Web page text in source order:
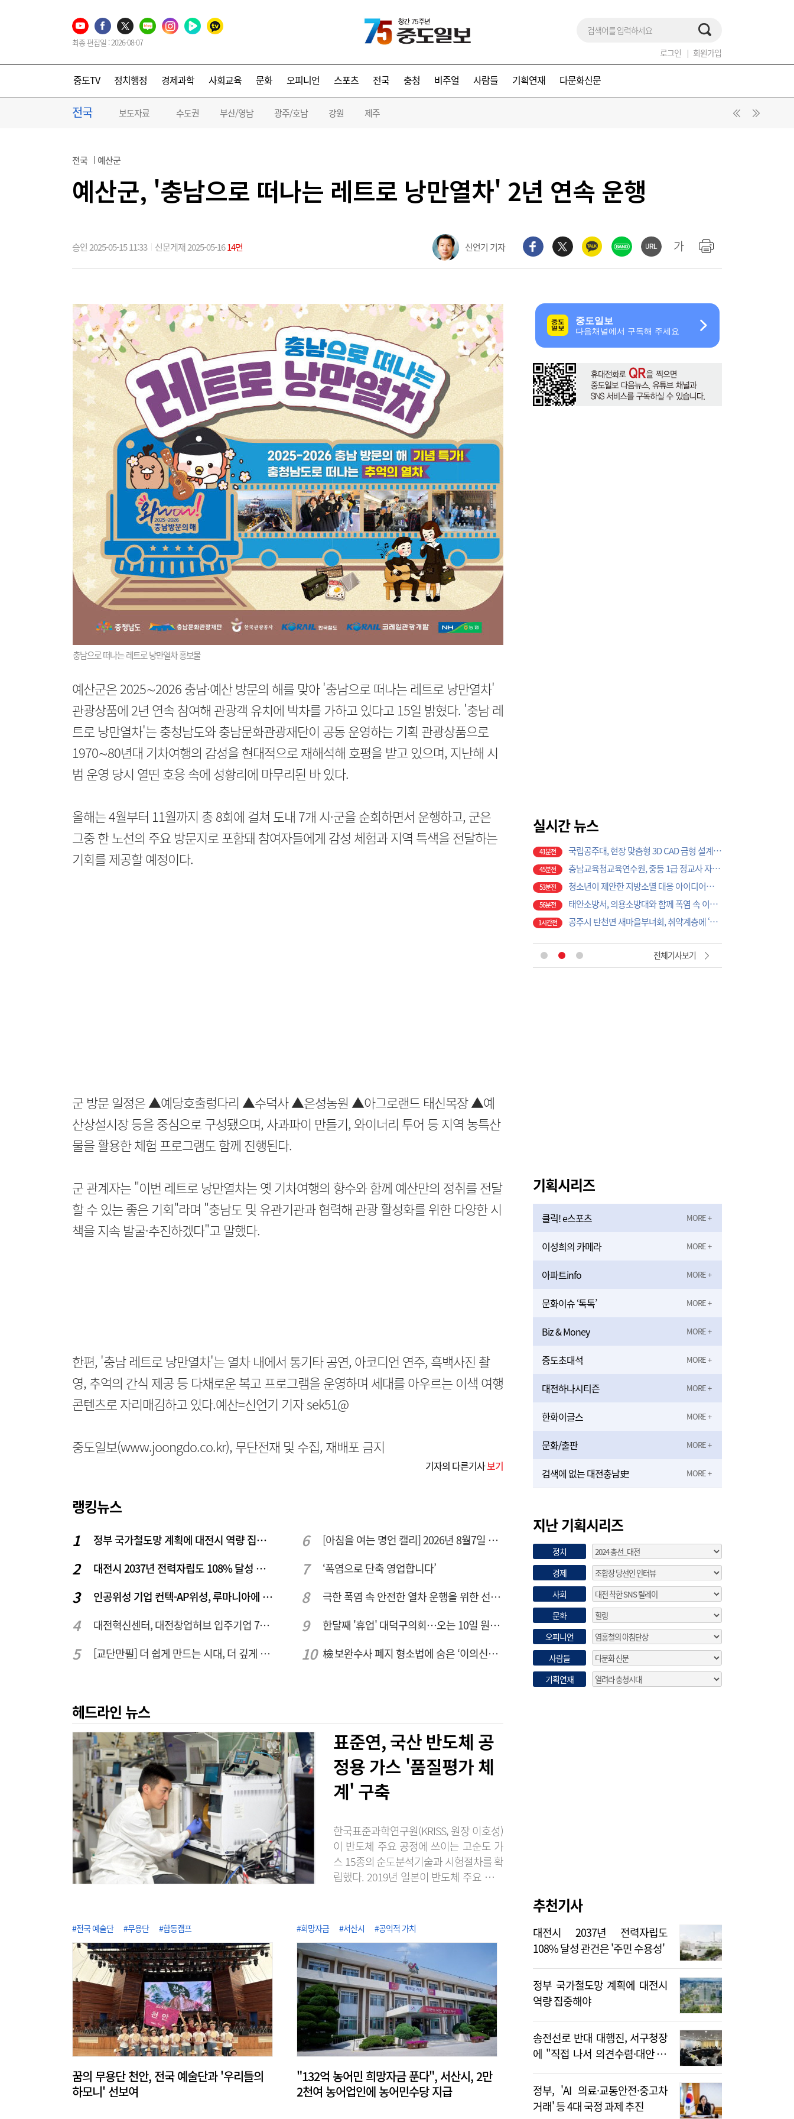
최종 편집일 : 2026-08-07
로그인 회원가입
중도TV 정치행정 경제과학 사회교육 문화 오피니언 스포츠 전국 충청 비주얼 사람들 기획연재 다문화신문
전국 보도자료 수도권 부산/영남 광주/호남 강원 제주
전국 예산군
예산군, '충남으로 떠나는 레트로 낭만열차' 2년 연속 운행
승인 2025-05-15 11:33 신문게재 2025-05-1614면 신언기 기자
충남으로 떠나는 레트로 낭만열차 홍보물
예산군은 2025∼2026 충남·예산 방문의 해를 맞아 '충남으로 떠나는 레트로 낭만열차'
관광상품에 2년 연속 참여해 관광객 유치에 박차를 가하고 있다고 15일 밝혔다. '충남 레
트로 낭만열차'는 충청남도와 충남문화관광재단이 공동 운영하는 기획 관광상품으로
1970∼80년대 기차여행의 감성을 현대적으로 재해석해 호평을 받고 있으며, 지난해 시
범 운영 당시 열띤 호응 속에 성황리에 마무리된 바 있다.
올해는 4월부터 11월까지 총 8회에 걸쳐 도내 7개 시·군을 순회하면서 운행하고, 군은
그중 한 노선의 주요 방문지로 포함돼 참여자들에게 감성 체험과 지역 특색을 전달하는
기회를 제공할 예정이다.
군 방문 일정은 ▲예당호출렁다리 ▲수덕사 ▲은성농원 ▲아그로랜드 태신목장 ▲예
산상설시장 등을 중심으로 구성됐으며, 사과파이 만들기, 와이너리 투어 등 지역 농특산
물을 활용한 체험 프로그램도 함께 진행된다.
군 관계자는 "이번 레트로 낭만열차는 옛 기차여행의 향수와 함께 예산만의 정취를 전달
할 수 있는 좋은 기회"라며 "충남도 및 유관기관과 협력해 관광 활성화를 위한 다양한 시
책을 지속 발굴·추진하겠다"고 말했다.
한편, '충남 레트로 낭만열차'는 열차 내에서 통기타 공연, 아코디언 연주, 흑백사진 촬
영, 추억의 간식 제공 등 다채로운 복고 프로그램을 운영하며 세대를 아우르는 이색 여행
콘텐츠로 자리매김하고 있다.예산=신언기 기자 sek51@
중도일보(www.joongdo.co.kr), 무단전재 및 수집, 재배포 금지
기자의 다른기사보기
랭킹뉴스
정부 국가철도망 계획에 대전시 역량 집중해야
대전시 2037년 전력자립도 108% 달성 관건은 '주민 수용성'
인공위성 기업 컨텍-AP위성, 루마니아에 지상국 시스템 전수
대전혁신센터, 대전창업허브 입주기업 7개사 모집
[교단만필] 더 쉽게 만드는 시대, 더 깊게 배우는 교육
[아침을 여는 명언 캘리] 2026년 8월7일 금요일
‘폭염으로 단축 영업합니다’
극한 폭염 속 안전한 열차 운행을 위한 선로관리
한달째 '휴업' 대덕구의회…오는 10일 원구성 다시 돌입
檢 보완수사 폐지 형소법에 숨은 ‘이의신청 3개월 제한’…황운하는 30일 추진
헤드라인 뉴스
표준연, 국산 반도체 공
정용 가스 '품질평가 체
계' 구축
한국표준과학연구원(KRISS, 원장 이호성)
이 반도체 주요 공정에 쓰이는 고순도 가
스 15종의 순도분석기술과 시험절차를 확
립했다. 2019년 일본이 반도체 주요 소재
서 반도체 소재의 국산화와 공급망 다변화
수소 품질평가 서비스를 시작한 이래, 단
계적으로 대상을 늘려 최근 식각·세정·증
착용 고순도 가스 15종에 대한 순도분석
기반을 구축했다고 7일 밝혔다. 이로써 가
스별 표준 시험절차를 마련해 15종 전 품
목에..
#전국 예술단 #무용단 #합동캠프
꿈의 무용단 천안, 전국 예술단과 '우리들의
하모니' 선보여
#희망자금 #서산시 #공익적 가치
"132억 농어민 희망자금 푼다", 서산시, 2만
2천여 농어업인에 농어민수당 지급
실시간 뉴스
53분전
1시간전 공주시 탄천면 새마을부녀회, 취약계층에 ‘사랑의 반찬’ 나눔
1시간전 공주시, 고향사랑기부금으로 취약계층 아동 치아교정 지원 나선다
1시간전 송무경 공주시 부시장, 물놀이 위험지역 불시점검…현장 안전관리 '이상 무'
3시간전 ‘안전모를 착용합시다’
3시간전 건국대 글로컬캠퍼스 RISE사업단, ISO 국제표준 심사원 교육 성료
2분전 K-크로스오버의 정수…계룡서 하이브리드 국악 ‘누모리쇼’
11분전
전체기사보기
기획시리즈
클릭! e스포츠
이성희의 카메라
아파트info
문화이슈 ‘톡톡’
Biz & Money
중도초대석
대전하나시티즌
한화이글스
문화/출판
검색에 없는 대전충남史
지난 기획시리즈
정치
경제
사회
문화
오피니언
사람들
기획연재
추천기사
대전시 2037년 전력자립도
108% 달성 관건은 '주민 수용성'
정부 국가철도망 계획에 대전시
역량 집중해야
송전선로 반대 대행진, 서구청장
에 "직접 나서 의견수렴·대안 제
시해야"
정부, 'AI 의료·교통안전·중고차
거래' 등 4대 국정 과제 추진